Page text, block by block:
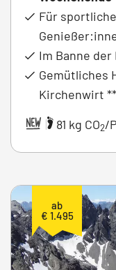
Für sportliche
Im Banne
Gemütliches
Kirchenwirt
|
81 kg CO2/
ab
€ 1.495